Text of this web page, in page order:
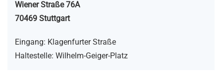
Wiener Straße 76A
70469 Stuttgart
Eingang: Klagenfurter Straße
Haltestelle: Wilhelm-Geiger-Platz